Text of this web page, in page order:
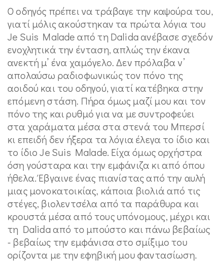
Ο οδηγός πρέπει να τράβαγε την καψούρα του,
γιατί μόλις ακούστηκαν τα πρώτα λόγια του
Je Suis Malade από τη Dalida ανέβασε σχεδόν
ενοχλητικά την ένταση, απλώς την έκανα
ανεκτή μ’ ένα χαμόγελο. Δεν πρόλαβα ν’
απολαύσω ραδιοφωνικώς τον πόνο της
αοιδού και του οδηγού, γιατί κατέβηκα στην
επόμενη στάση. Πήρα όμως μαζί μου και τον
πόνο της και ρυθμό για να με συντροφεύει
στα χαράματα μέσα στα στενά του Μπερσί
κι επειδή δεν ήξερα τα λόγια έλεγα το ίδιο και
το ίδιο Je Suis Malade. Είχα όμως ορχήστρα
όση γούσταρα και την εμφάνιζα κι από όπου
ήθελα. Έβγαινε ένας πιανίστας από την αυλή
μιας μονοκατοικίας, κάποια βιολιά από τις
στέγες, βιολεντσέλα από τα παράθυρα και
κρουστά μέσα από τους υπόνομους, μέχρι και
τη Dalida από το μπούστο και πάνω βεβαίως
- βεβαίως την εμφάνισα στο σμίξιμο του
ορίζοντα με την εφηβική μου φαντασίωση.